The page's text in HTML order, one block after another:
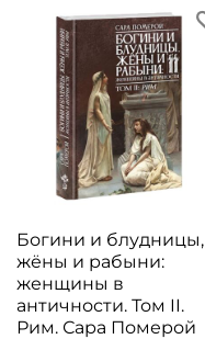
Богини и блудницы,
жёны и рабыни:
женщины в
античности. Том II.
Рим. Сара Померой